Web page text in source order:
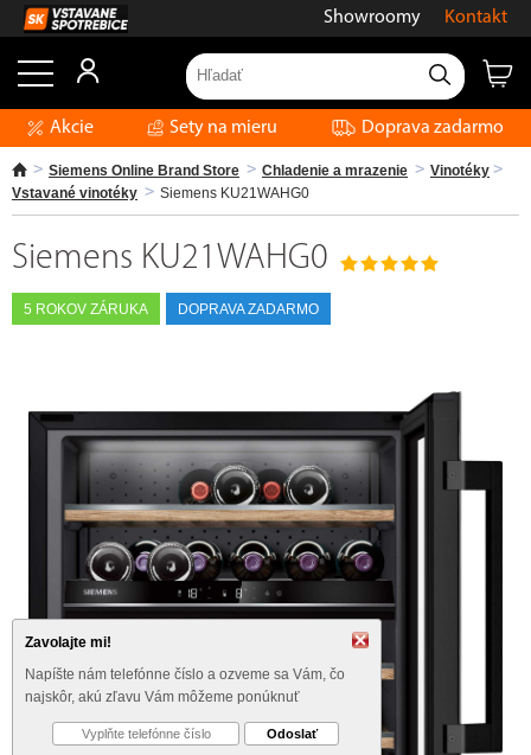
Showroomy Kontakt
Akcie Sety na mieru Doprava zadarmo
Siemens Online Brand Store Chladenie a mrazenie
Vinotéky
Vstavané vinotéky
Siemens KU21WAHG0
Siemens KU21WAHG0
5 ROKOV ZÁRUKA DOPRAVA ZADARMO
Zavolajte mi!
Napíšte nám telefónne číslo a ozveme sa Vám, čo
najskôr, akú zľavu Vám môžeme ponúknuť